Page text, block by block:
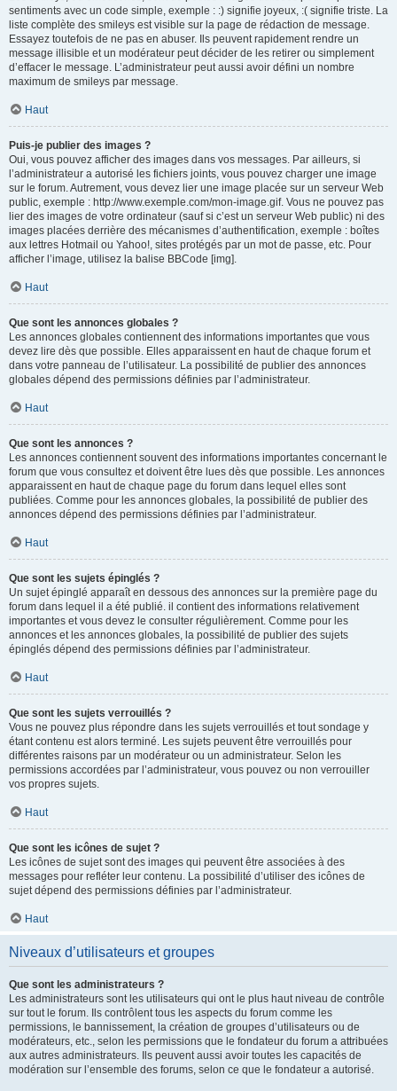
sentiments avec un code simple, exemple : :) signifie joyeux, :( signifie triste. La
liste complète des smileys est visible sur la page de rédaction de message.
Essayez toutefois de ne pas en abuser. Ils peuvent rapidement rendre un
message illisible et un modérateur peut décider de les retirer ou simplement
d’effacer le message. L’administrateur peut aussi avoir défini un nombre
maximum de smileys par message.
Haut
Puis-je publier des images ?
Oui, vous pouvez afficher des images dans vos messages. Par ailleurs, si
l’administrateur a autorisé les fichiers joints, vous pouvez charger une image
sur le forum. Autrement, vous devez lier une image placée sur un serveur Web
public, exemple : http://www.exemple.com/mon-image.gif. Vous ne pouvez pas
lier des images de votre ordinateur (sauf si c’est un serveur Web public) ni des
images placées derrière des mécanismes d’authentification, exemple : boîtes
aux lettres Hotmail ou Yahoo!, sites protégés par un mot de passe, etc. Pour
afficher l’image, utilisez la balise BBCode [img].
Haut
Que sont les annonces globales ?
Les annonces globales contiennent des informations importantes que vous
devez lire dès que possible. Elles apparaissent en haut de chaque forum et
dans votre panneau de l’utilisateur. La possibilité de publier des annonces
globales dépend des permissions définies par l’administrateur.
Haut
Que sont les annonces ?
Les annonces contiennent souvent des informations importantes concernant le
forum que vous consultez et doivent être lues dès que possible. Les annonces
apparaissent en haut de chaque page du forum dans lequel elles sont
publiées. Comme pour les annonces globales, la possibilité de publier des
annonces dépend des permissions définies par l’administrateur.
Haut
Que sont les sujets épinglés ?
Un sujet épinglé apparaît en dessous des annonces sur la première page du
forum dans lequel il a été publié. il contient des informations relativement
importantes et vous devez le consulter régulièrement. Comme pour les
annonces et les annonces globales, la possibilité de publier des sujets
épinglés dépend des permissions définies par l’administrateur.
Haut
Que sont les sujets verrouillés ?
Vous ne pouvez plus répondre dans les sujets verrouillés et tout sondage y
étant contenu est alors terminé. Les sujets peuvent être verrouillés pour
différentes raisons par un modérateur ou un administrateur. Selon les
permissions accordées par l’administrateur, vous pouvez ou non verrouiller
vos propres sujets.
Haut
Que sont les icônes de sujet ?
Les icônes de sujet sont des images qui peuvent être associées à des
messages pour refléter leur contenu. La possibilité d’utiliser des icônes de
sujet dépend des permissions définies par l’administrateur.
Haut
Niveaux d’utilisateurs et groupes
Que sont les administrateurs ?
Les administrateurs sont les utilisateurs qui ont le plus haut niveau de contrôle
sur tout le forum. Ils contrôlent tous les aspects du forum comme les
permissions, le bannissement, la création de groupes d’utilisateurs ou de
modérateurs, etc., selon les permissions que le fondateur du forum a attribuées
aux autres administrateurs. Ils peuvent aussi avoir toutes les capacités de
modération sur l’ensemble des forums, selon ce que le fondateur a autorisé.